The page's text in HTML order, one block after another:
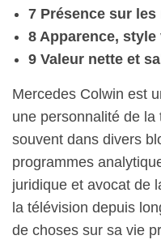
7 Présence sur
8 Apparence,
9 Valeur nette et
Mercedes Colwin est
une personnalité de
souvent dans divers
programmes
juridique et avocat de
la télévision depuis
de choses sur sa vie